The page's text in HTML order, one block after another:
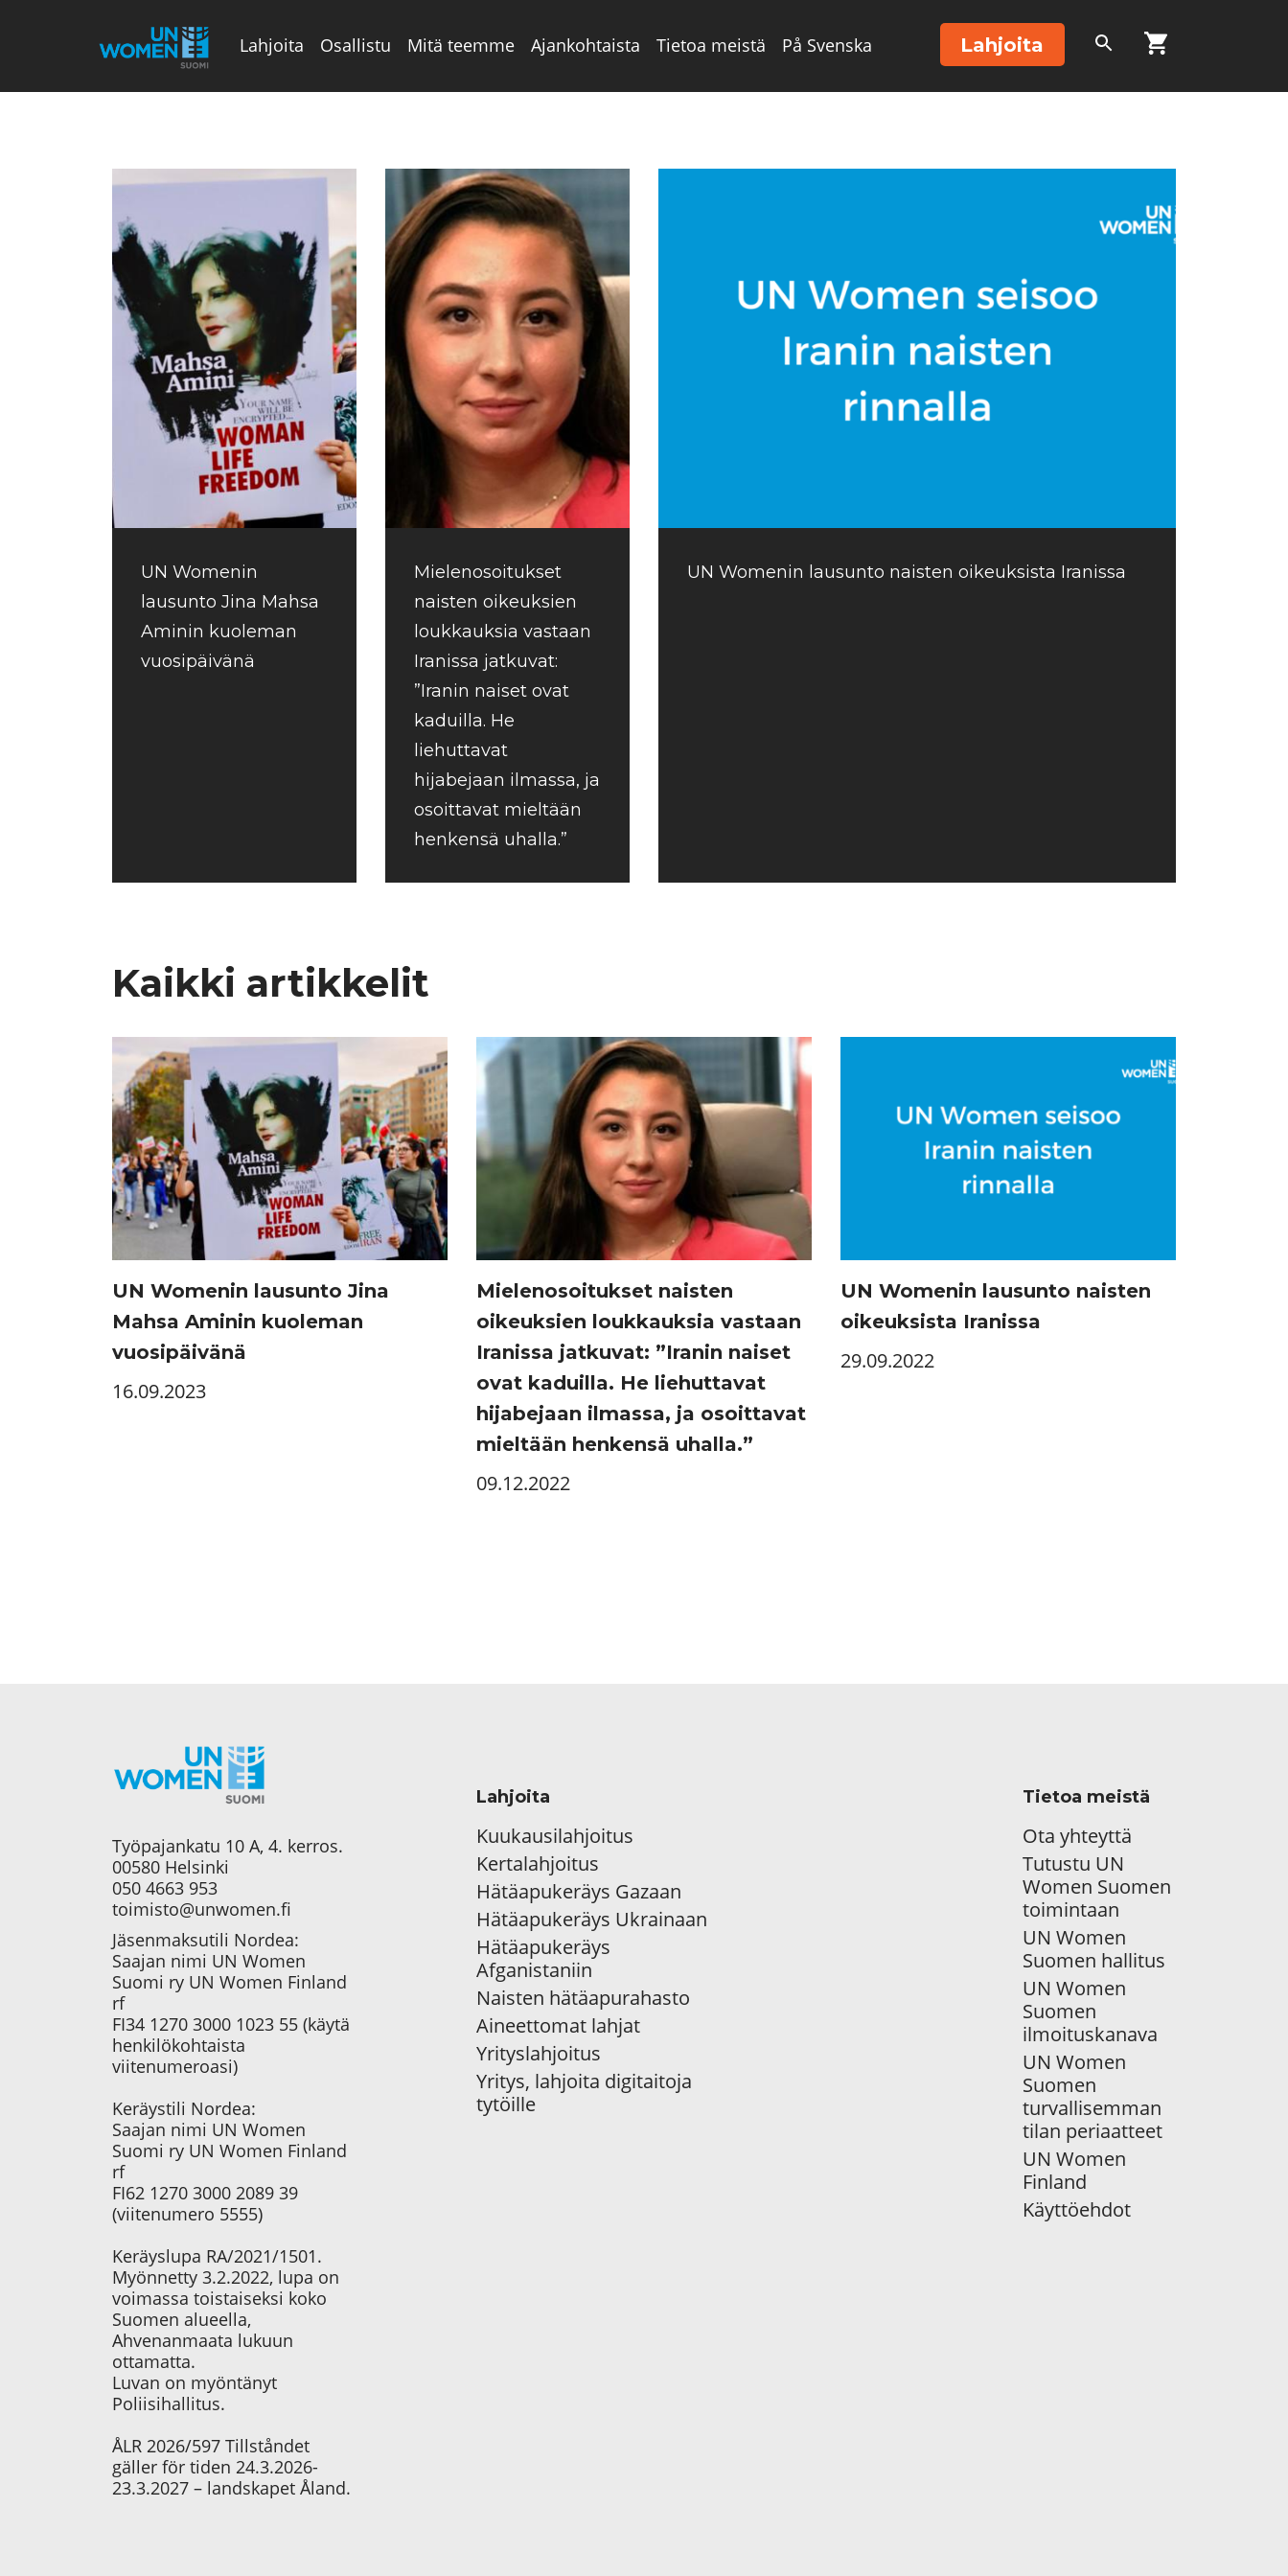
Lahjoita Osallistu Mitä teemme Ajankohtaista Tietoa meistä På Svenska Lahjoita
UN Womenin
lausunto Jina Mahsa
Aminin kuoleman
vuosipäivänä
Mielenosoitukset
naisten oikeuksien
loukkauksia vastaan
Iranissa jatkuvat:
”Iranin naiset ovat
kaduilla. He
liehuttavat
hijabejaan ilmassa, ja
osoittavat mieltään
henkensä uhalla.”
UN Womenin lausunto naisten oikeuksista Iranissa
Kaikki artikkelit
UN Womenin lausunto Jina
Mahsa Aminin kuoleman
vuosipäivänä
16.09.2023
Mielenosoitukset naisten
oikeuksien loukkauksia vastaan
Iranissa jatkuvat: ”Iranin naiset
ovat kaduilla. He liehuttavat
hijabejaan ilmassa, ja osoittavat
mieltään henkensä uhalla.”
09.12.2022
UN Womenin lausunto naisten
oikeuksista Iranissa
29.09.2022
Työpajankatu 10 A, 4. kerros.
00580 Helsinki
050 4663 953
toimisto@unwomen.fi
Jäsenmaksutili Nordea:
Saajan nimi UN Women
Suomi ry UN Women Finland
rf
FI34 1270 3000 1023 55 (käytä
henkilökohtaista
viitenumeroasi)
Keräystili Nordea:
Saajan nimi UN Women
Suomi ry UN Women Finland
rf
FI62 1270 3000 2089 39
(viitenumero 5555)
Keräyslupa RA/2021/1501.
Myönnetty 3.2.2022, lupa on
voimassa toistaiseksi koko
Suomen alueella,
Ahvenanmaata lukuun
ottamatta.
Luvan on myöntänyt
Poliisihallitus.
ÅLR 2026/597 Tillståndet
gäller för tiden 24.3.2026-
23.3.2027 – landskapet Åland.
Lahjoita
Kuukausilahjoitus
Kertalahjoitus
Hätäapukeräys Gazaan
Hätäapukeräys Ukrainaan
Hätäapukeräys
Afganistaniin
Naisten hätäapurahasto
Aineettomat lahjat
Yrityslahjoitus
Yritys, lahjoita digitaitoja
tytöille
Tietoa meistä
Ota yhteyttä
Tutustu UN
Women Suomen
toimintaan
UN Women
Suomen hallitus
UN Women
Suomen
ilmoituskanava
UN Women
Suomen
turvallisemman
tilan periaatteet
UN Women
Finland
Käyttöehdot